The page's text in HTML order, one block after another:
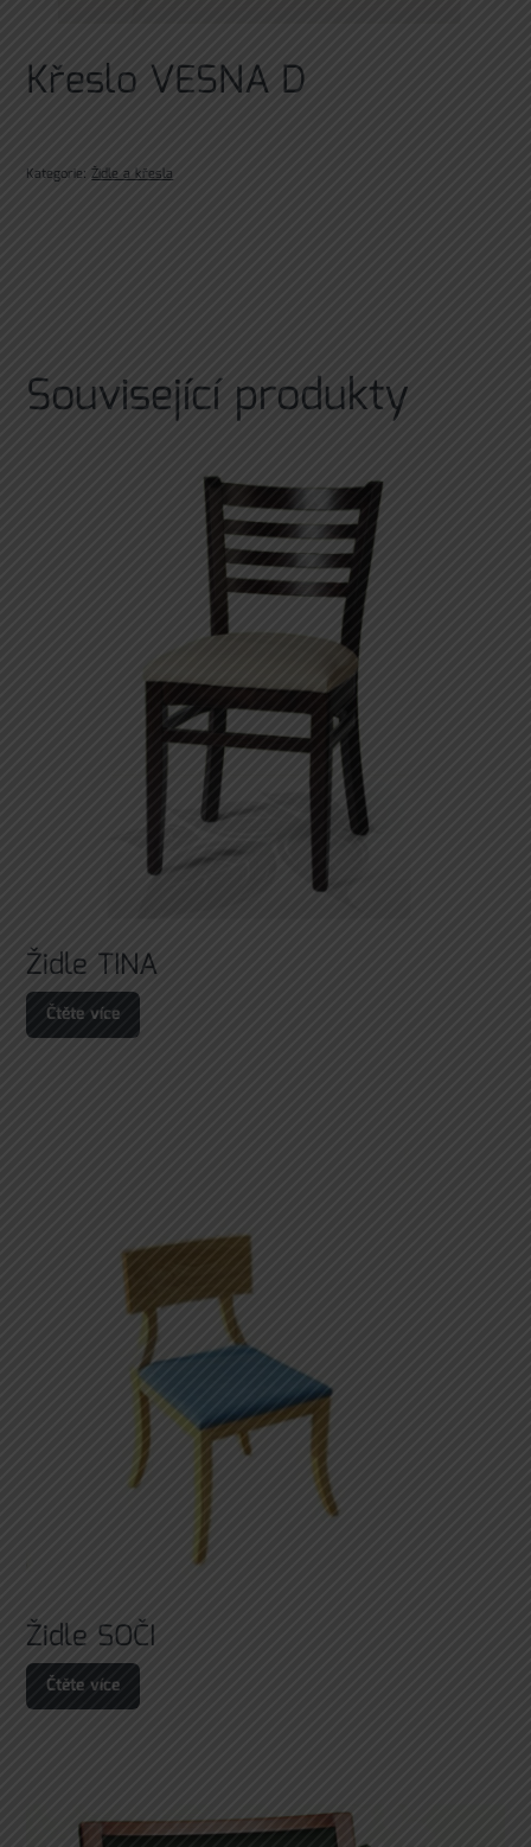
Křeslo VESNA D
Kategorie:Židle a křesla
Související produkty
Židle TINA
Čtěte více
Židle SOČI
Čtěte více